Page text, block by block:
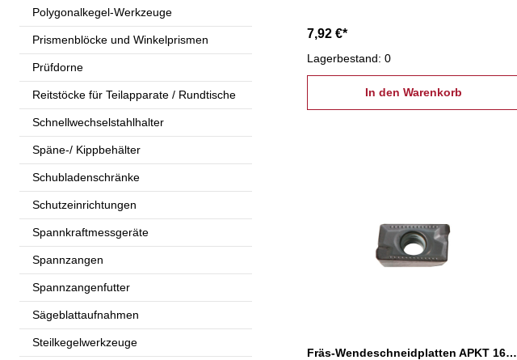
Polygonalkegel-Werkzeuge
Prismenblöcke und Winkelprismen
Prüfdorne
Reitstöcke für Teilapparate / Rundtische
Schnellwechselstahlhalter
Späne-/ Kippbehälter
Schubladenschränke
Schutzeinrichtungen
Spannkraftmessgeräte
Spannzangen
Spannzangenfutter
Sägeblattaufnahmen
Steilkegelwerkzeuge
7,92 €*
Lagerbestand: 0
In den Warenkorb
Fräs-Wendeschneidplatten APKT 1604 PDER-S P300